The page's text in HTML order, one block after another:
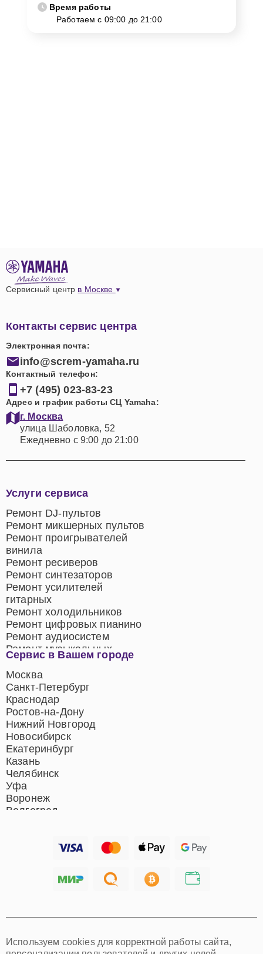
Время работы
Работаем с 09:00 до 21:00
Сервисный центр в Москве
Контакты сервис центра
Электронная почта:
info@screm-yamaha.ru
Контактный телефон:
+7 (495) 023-83-23
Адрес и график работы СЦ Yamaha:
г. Москва
улица Шаболовка, 52
Ежедневно с 9:00 до 21:00
Сервис в Вашем городе
Москва
Санкт-Петербург
Краснодар
Ростов-на-Дону
Нижний Новгород
Новосибирск
Екатеринбург
Казань
Челябинск
Уфа
Воронеж
Волгоград
Хабаровск
Омск
Услуги сервиса
Ремонт DJ-пультов
Ремонт микшерных пультов
Ремонт проигрывателей
винила
Ремонт ресиверов
Ремонт синтезаторов
Ремонт усилителей
гитарных
Ремонт холодильников
Ремонт цифровых пианино
Ремонт аудиосистем
Ремонт музыкальных
центров
Ремонт домашних
кинотеатров
Ремонт микрофонов
Ремонт акустических
систем
Используем cookies для корректной работы сайта,